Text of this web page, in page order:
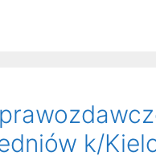
k/